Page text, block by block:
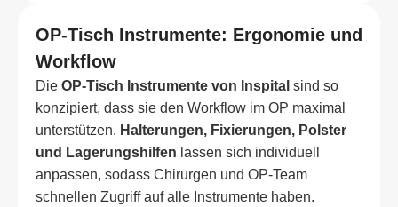
OP-Tisch Instrumente: Ergonomie und
Workflow
Die OP-Tisch Instrumente von Inspital sind so
konzipiert, dass sie den Workflow im OP maximal
unterstützen. Halterungen, Fixierungen, Polster
und Lagerungshilfen lassen sich individuell
anpassen, sodass Chirurgen und OP-Team
schnellen Zugriff auf alle Instrumente haben.